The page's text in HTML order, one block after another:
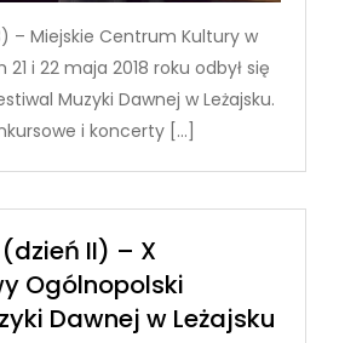
– Miejskie Centrum Kultury w
21 i 22 maja 2018 roku odbył się
Muzyki Dawnej w Leżajsku.
i koncerty […]
II) – X
Ogólnopolski
Dawnej w Leżajsku